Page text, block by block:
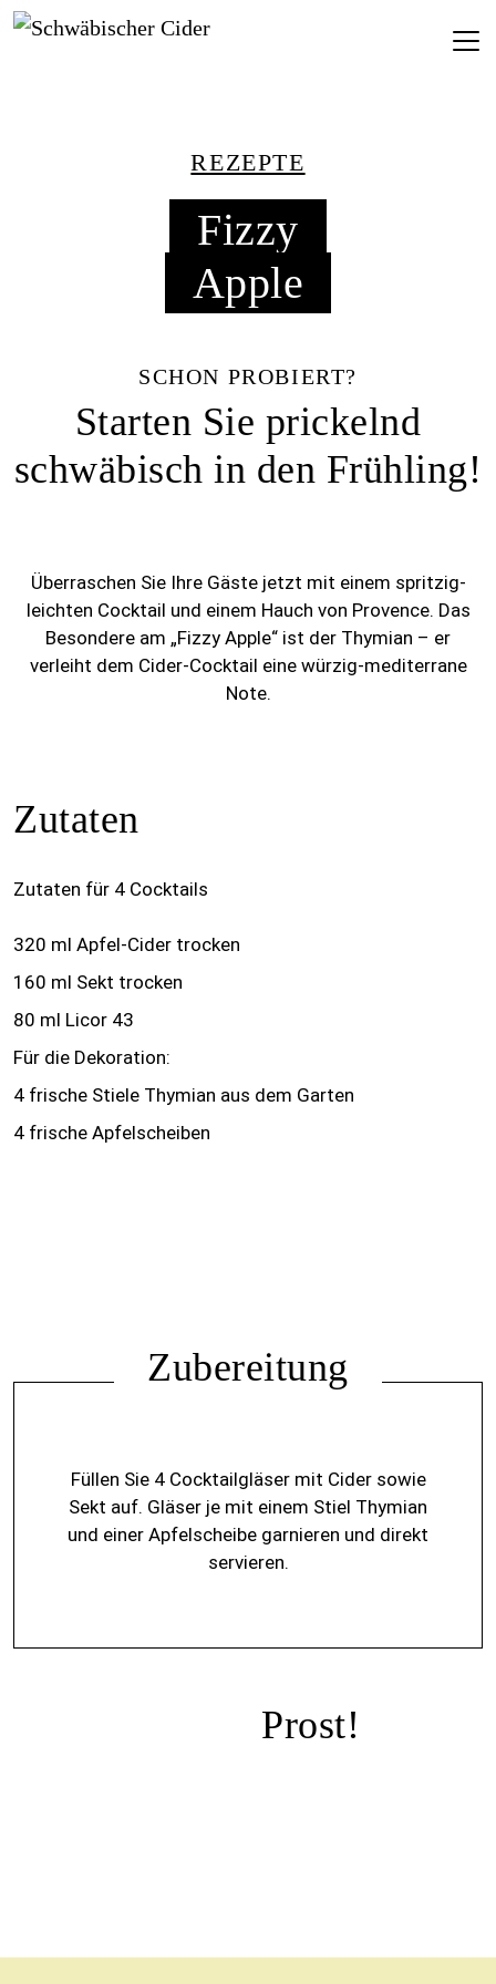
REZEPTE
Fizzy
Apple
SCHON PROBIERT?
Starten Sie prickelnd
schwäbisch in den Frühling!
Überraschen Sie Ihre Gäste jetzt mit einem spritzig-
leichten Cocktail und einem Hauch von Provence. Das
Besondere am „Fizzy Apple“ ist der Thymian – er
verleiht dem Cider-Cocktail eine würzig-mediterrane
Note.
Zutaten
Zutaten für 4 Cocktails
320 ml Apfel-Cider trocken
160 ml Sekt trocken
80 ml Licor 43
Für die Dekoration:
4 frische Stiele Thymian aus dem Garten
4 frische Apfelscheiben
Zubereitung
Füllen Sie 4 Cocktailgläser mit Cider sowie
Sekt auf. Gläser je mit einem Stiel Thymian
und einer Apfelscheibe garnieren und direkt
servieren.
Prost!